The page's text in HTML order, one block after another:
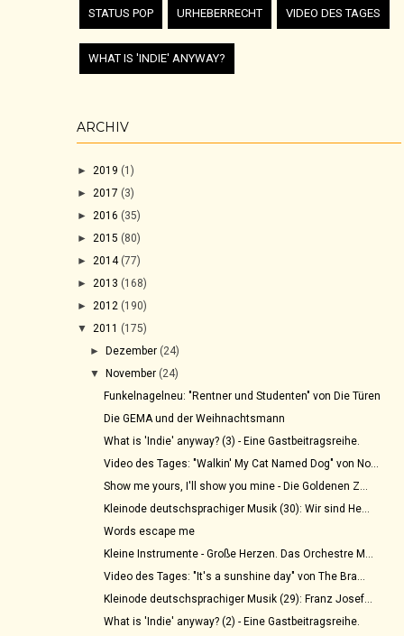
STATUS POP URHEBERRECHT VIDEO DES TAGES
WHAT IS 'INDIE' ANYWAY?
ARCHIV
► 2019 (1)
► 2017 (3)
► 2016 (35)
► 2015 (80)
► 2014 (77)
► 2013 (168)
► 2012 (190)
▼ 2011 (175)
►Dezember (24)
▼November (24)
Funkelnagelneu: "Rentner und Studenten" von Die Türen
Die GEMA und der Weihnachtsmann
What is 'Indie' anyway? (3) - Eine Gastbeitragsreihe.
Video des Tages: "Walkin' My Cat Named Dog" von No...
Show me yours, I'll show you mine - Die Goldenen Z...
Kleinode deutschsprachiger Musik (30): Wir sind He...
Words escape me
Kleine Instrumente - Große Herzen. Das Orchestre M...
Video des Tages: "It's a sunshine day" von The Bra...
Kleinode deutschsprachiger Musik (29): Franz Josef...
What is 'Indie' anyway? (2) - Eine Gastbeitragsreihe.